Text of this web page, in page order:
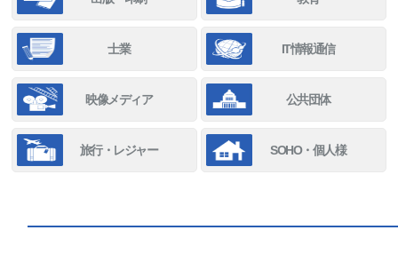
士業 IT情報通信
映像メディア 公共団体
旅行・レジャー SOHO・個人様